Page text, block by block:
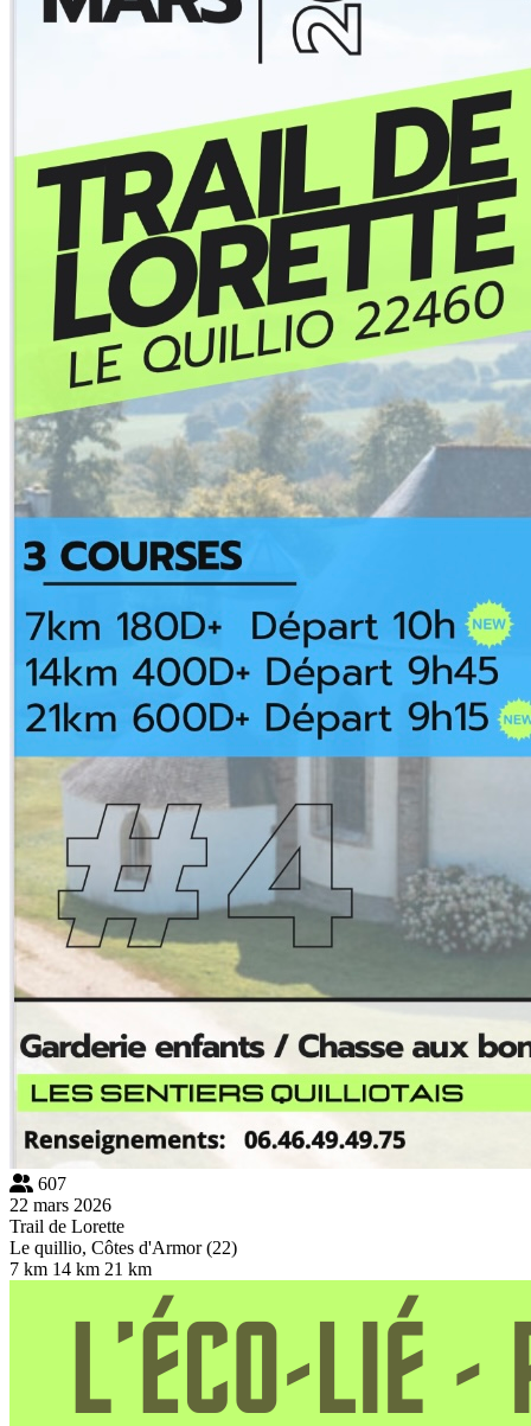
607
22 mars 2026
Trail de Lorette
Le quillio, Côtes d'Armor (22)
7 km 14 km 21 km